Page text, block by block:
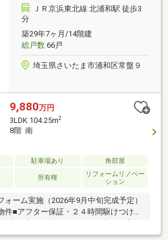
＊埼玉東エリアで46年＊売買・賃貸・
まるごとサポート1人ひとりに寄り添
約束全国944店舗のネットワークで豊
案住宅ローン相談もプロにお任せ！送
ＪＲ京浜東北線 北浦和駅 徒歩3
分
築29年7ヶ月/14階建
総戸数66戸
埼玉県さいたま市浦和区常盤９
9,880万円
3LDK 104.25m2
8階 南
駐車場あり 角部屋
所有権
リフォームリノベー
ション
ォーム実施（2026年9月中旬完成予定）
件■アフター保証・２４時間駆けつけサ
容～・全室クロス張替え・エコカラッ